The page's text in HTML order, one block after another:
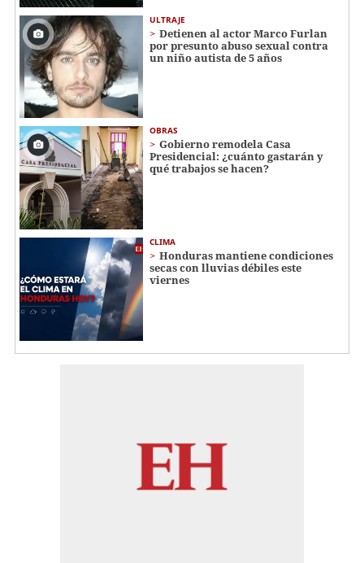
ULTRAJE
Detienen al actor Marco Furlan
por presunto abuso sexual contra
un niño autista de 5 años
OBRAS
Gobierno remodela Casa
Presidencial: ¿cuánto gastarán y
qué trabajos se hacen?
CLIMA
Honduras mantiene condiciones
secas con lluvias débiles este
viernes